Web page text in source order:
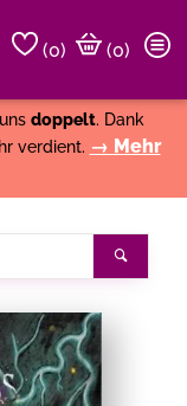
(0)
(0)
doppelt. Dank
verdient. → Mehr